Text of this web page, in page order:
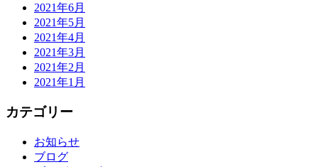
2021年6月
2021年5月
2021年4月
2021年3月
2021年2月
2021年1月
カテゴリー
お知らせ
ブログ